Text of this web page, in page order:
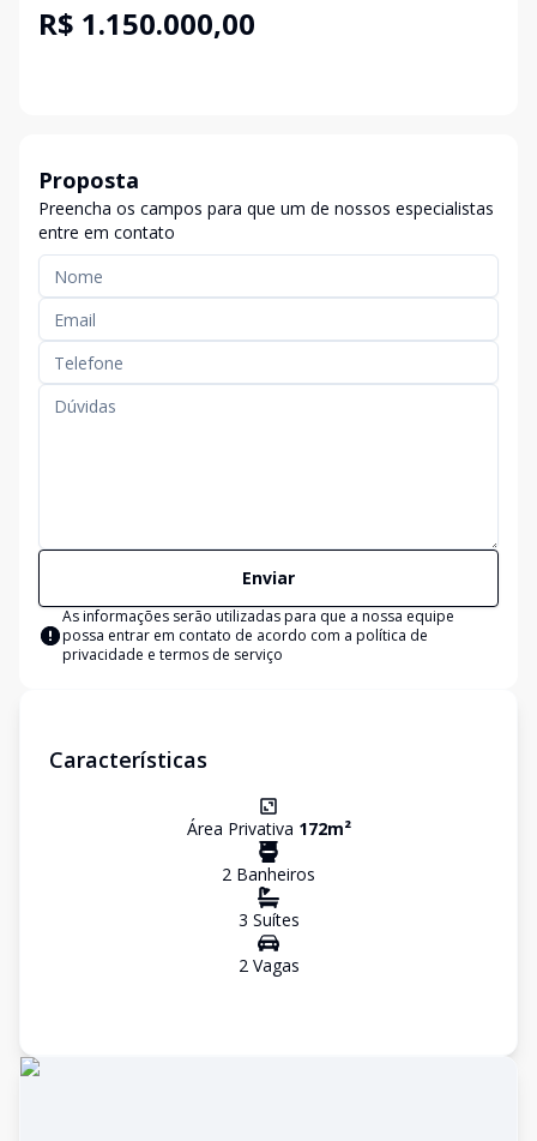
R$ 1.150.000,00
Proposta
Preencha os campos para que um de nossos especialistas
entre em contato
Enviar
As informações serão utilizadas para que a nossa equipe
possa entrar em contato de acordo com a política de
privacidade e termos de serviço
Características
Área Privativa 172m²
2 Banheiros
3 Suítes
2Vagas